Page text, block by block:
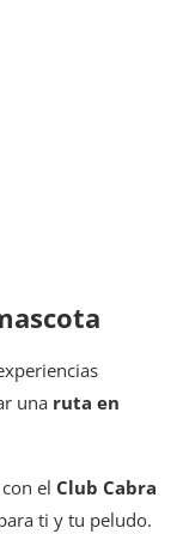
una ruta en
con el Club Cabra
ti y tu peludo.